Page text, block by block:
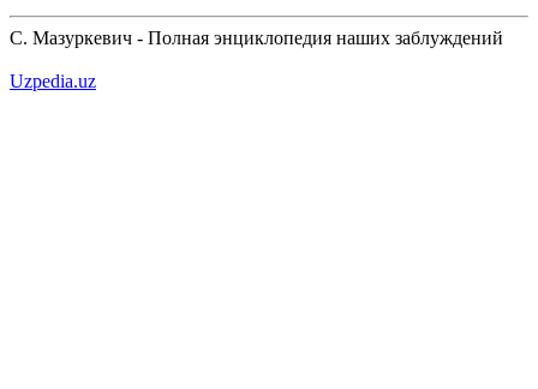
С. Мазуркевич - Полная энциклопедия наших заблуждений
Uzpedia.uz